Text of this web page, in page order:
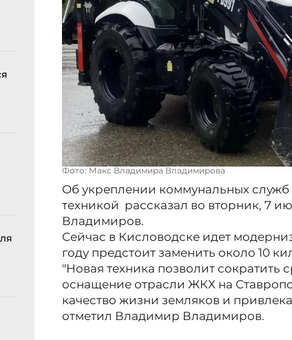
Фото: Макс Владимира Владимирова
Об укреплении коммунальных
техникой рассказал во вторник, 7
Владимиров.
Сейчас в Кисловодске идет
году предстоит заменить около 10
"Новая техника позволит
оснащение отрасли ЖКХ на
качество жизни земляков и
отметил Владимир Владимиров.